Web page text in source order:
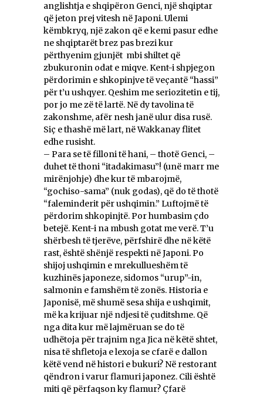
anglishtja e shqipëron Genci, një shqiptar
që jeton prej vitesh në Japoni. Ulemi
këmbkryq, një zakon që e kemi pasur edhe
ne shqiptarët brez pas brezi kur
përthyenim gjunjët mbi shiltet që
zbukuronin odat e miqve. Kent-i shpjegon
përdorimin e shkopinjve të veçantë “hassi”
për t’u ushqyer. Qeshim me seriozitetin e tij,
por jo me zë të lartë. Në dy tavolina të
zakonshme, afër nesh janë ulur disa rusë.
Siç e thashë më lart, në Wakkanay flitet
edhe rusisht.
– Para se të filloni të hani, – thotë Genci, –
duhet të thoni “itadakimasu”! (unë marr me
mirënjohje) dhe kur të mbarojmë,
“gochiso-sama” (nuk godas), që do të thotë
“faleminderit për ushqimin.” Luftojmë të
përdorim shkopinjtë. Por humbasim çdo
betejë. Kent-i na mbush gotat me verë. T’u
shërbesh të tjerëve, përfshirë dhe në këtë
rast, është shënjë respekti në Japoni. Po
shijoj ushqimin e mrekullueshëm të
kuzhinës japoneze, sidomos “urup”-in,
salmonin e famshëm të zonës. Historia e
Japonisë, më shumë sesa shija e ushqimit,
më ka krijuar një ndjesi të çuditshme. Që
nga dita kur më lajmëruan se do të
udhëtoja për trajnim nga Jica në këtë shtet,
nisa të shfletoja e lexoja se cfarë e dallon
këtë vend në histori e bukuri? Në restorant
qëndron i varur flamuri japonez. Cili është
miti që përfaqson ky flamur? Çfarë